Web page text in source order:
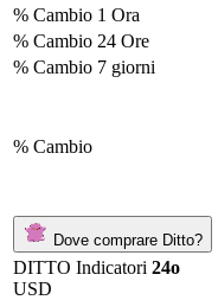
% Cambio 1 Ora
% Cambio 24 Ore
% Cambio 7 giorni
% Cambio
Dove comprare Ditto?
DITTO Indicatori 24o
USD